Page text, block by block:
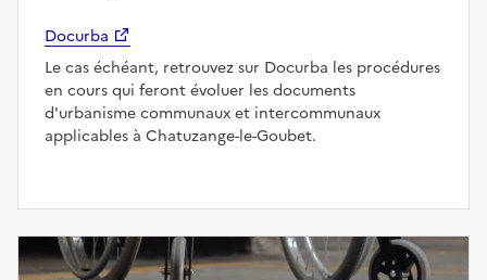
Docurba
Le cas échéant, retrouvez sur Docurba les procédures
en cours qui feront évoluer les documents
d'urbanisme communaux et intercommunaux
applicables à Chatuzange-le-Goubet.